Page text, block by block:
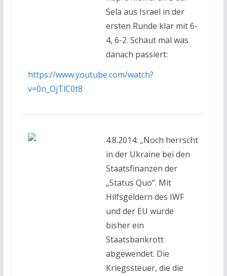
Sela aus Israel in der
ersten Runde klar mit 6-
4, 6-2. Schaut mal was
danach passiert:
https://www.youtube.com/watch?
v=0n_OjTlC0t8
4.8.2014: „Noch herrscht
in der Ukraine bei den
Staatsfinanzen der
„Status Quo“. Mit
Hilfsgeldern des IWF
und der EU wurde
bisher ein
Staatsbankrott
abgewendet. Die
Kriegssteuer, die die